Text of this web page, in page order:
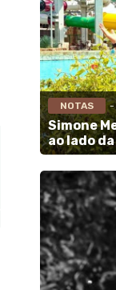
NOTAS -
Simone
ao lado